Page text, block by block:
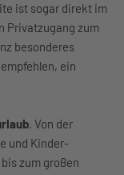
ist sogar direkt im
Privatzugang zum
besonderes
ein
. Von der
und Kinder-
zum großen